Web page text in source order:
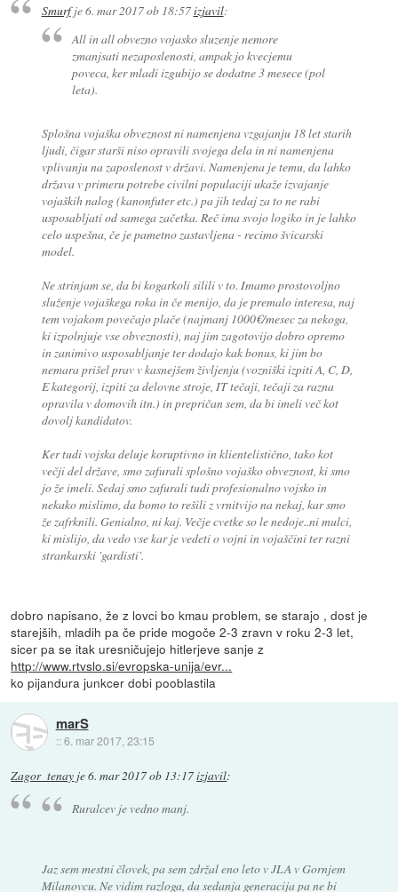
Smurfje6. mar 2017 ob 18:57izjavil:
All in all obvezno vojasko sluzenje nemore
zmanjsati nezaposlenosti, ampak jo kvecjemu
poveca, ker mladi izgubijo se dodatne 3 mesece (pol
leta).
Splošna vojaška obveznost ni namenjena vzgajanju 18 let starih
ljudi, čigar starši niso opravili svojega dela in ni namenjena
vplivanju na zaposlenost v državi. Namenjena je temu, da lahko
država v primeru potrebe civilni populaciji ukaže izvajanje
vojaških nalog (kanonfuter etc.) pa jih tedaj za to ne rabi
usposabljati od samega začetka. Reč ima svojo logiko in je lahko
celo uspešna, če je pametno zastavljena - recimo švicarski
model.
Ne strinjam se, da bi kogarkoli silili v to. Imamo prostovoljno
služenje vojaškega roka in če menijo, da je premalo interesa, naj
tem vojakom povečajo plače (najmanj 1000€/mesec za nekoga,
ki izpolnjuje vse obveznosti), naj jim zagotovijo dobro opremo
in zanimivo usposabljanje ter dodajo kak bonus, ki jim bo
nemara prišel prav v kasnejšem življenju (vozniški izpiti A, C, D,
E kategorij, izpiti za delovne stroje, IT tečaji, tečaji za razna
opravila v domovih itn.) in prepričan sem, da bi imeli več kot
dovolj kandidatov.
Ker tudi vojska deluje koruptivno in klientelistično, tako kot
večji del države, smo zafurali splošno vojaško obveznost, ki smo
jo že imeli. Sedaj smo zafurali tudi profesionalno vojsko in
nekako mislimo, da bomo to rešili z vrnitvijo na nekaj, kar smo
že zafrknili. Genialno, ni kaj. Večje cvetke so le nedoje..ni mulci,
ki mislijo, da vedo vse kar je vedeti o vojni in vojaščini ter razni
strankarski 'gardisti'.
dobro napisano, že z lovci bo kmau problem, se starajo , dost je
starejših, mladih pa če pride mogoče 2-3 zravn v roku 2-3 let,
sicer pa se itak uresničujejo hitlerjeve sanje z
http://www.rtvslo.si/evropska-unija/evr...
ko pijandura junkcer dobi pooblastila
marS
::6. mar 2017, 23:15
Zagor_tenay je6. mar 2017 ob 13:17izjavil:
Ruralcev je vedno manj.
Jaz sem mestni človek, pa sem zdržal eno leto v JLA v Gornjem
Milanovcu. Ne vidim razloga, da sedanja generacija pa ne bi